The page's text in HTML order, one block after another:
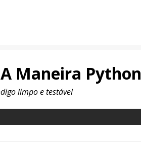
Maneira Python
limpo e testável